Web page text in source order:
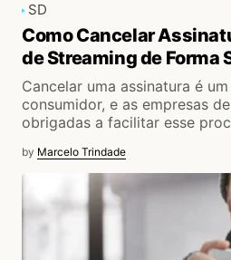
SD
Como Cancelar
de Streaming de Forma
Cancelar uma assinatura é
consumidor, e as empresas
obrigadas a facilitar esse
by Marcelo Trindade